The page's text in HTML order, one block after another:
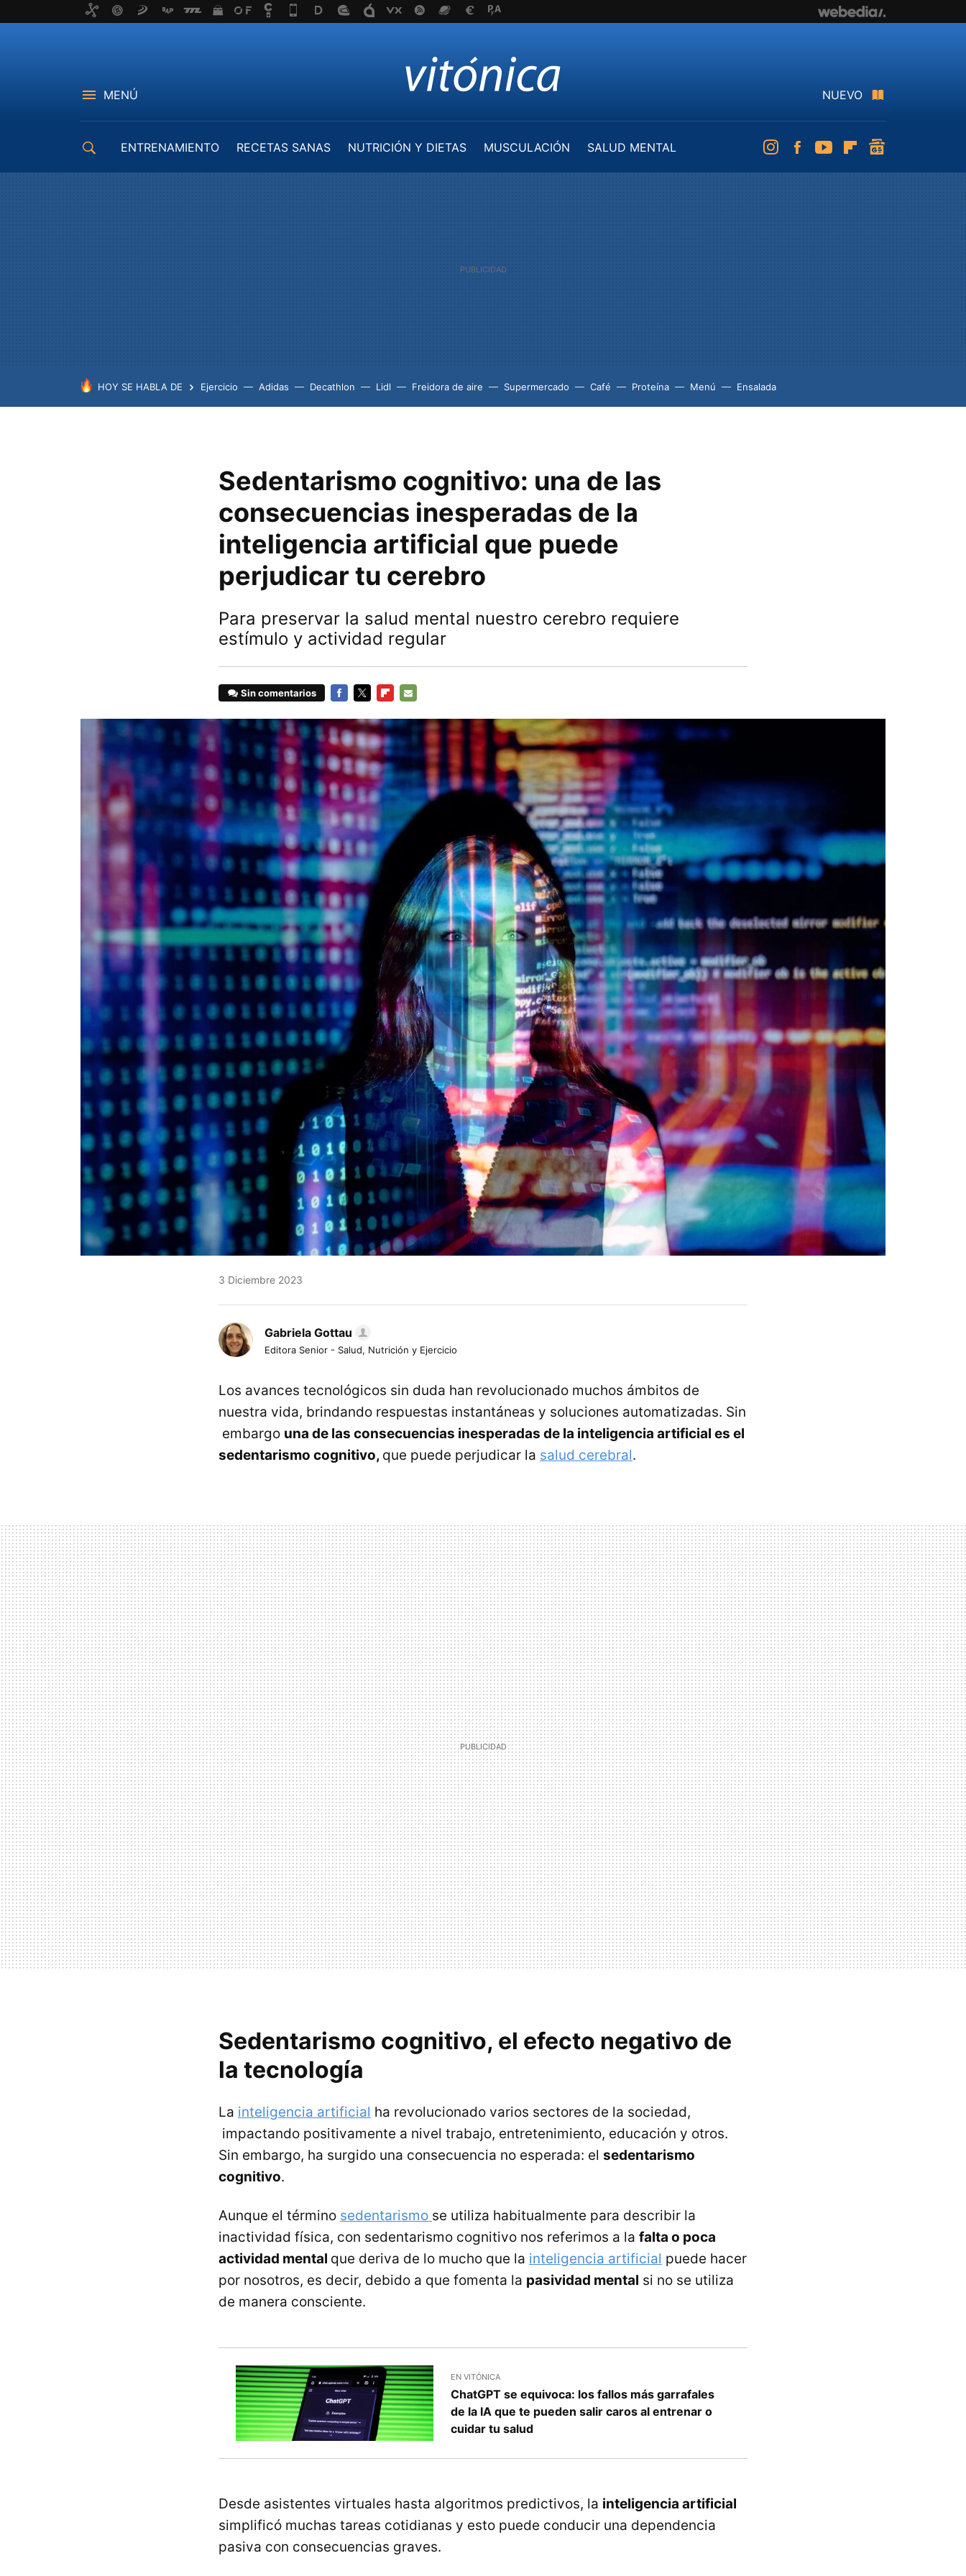
MENÚ NUEVO
ENTRENAMIENTO RECETAS SANAS NUTRICIÓN Y DIETAS MUSCULACIÓN
SALUD MENTAL
InstagramFacebookYoutubeFlipboard
HOY SE HABLA DE Ejercicio Adidas Decathlon Lidl Freidora de aire Supermercado Café Proteína Menú Ensalada
Sedentarismo cognitivo: una de las
consecuencias inesperadas de la
inteligencia artificial que puede
perjudicar tu cerebro
Para preservar la salud mental nuestro cerebro requiere
estímulo y actividad regular
Sin comentarios
MAIL
3 Diciembre 2023
Gabriela Gottau
Editora Senior - Salud, Nutrición y Ejercicio
Los avances tecnológicos sin duda han revolucionado muchos ámbitos de
nuestra vida, brindando respuestas instantáneas y soluciones automatizadas. Sin
embargo una de las consecuencias inesperadas de la inteligencia artificial es el
sedentarismo cognitivo, que puede perjudicar la salud cerebral.
Sedentarismo cognitivo, el efecto negativo de
la tecnología
La inteligencia artificial ha revolucionado varios sectores de la sociedad,
impactando positivamente a nivel trabajo, entretenimiento, educación y otros.
Sin embargo, ha surgido una consecuencia no esperada: el sedentarismo
cognitivo.
Aunque el término sedentarismo se utiliza habitualmente para describir la
inactividad física, con sedentarismo cognitivo nos referimos a la falta o poca
actividad mental que deriva de lo mucho que la inteligencia artificial puede hacer
por nosotros, es decir, debido a que fomenta la pasividad mental si no se utiliza
de manera consciente.
EN VITÓNICA
ChatGPT se equivoca: los fallos más garrafales
de la IA que te pueden salir caros al entrenar o
cuidar tu salud
Desde asistentes virtuales hasta algoritmos predictivos, la inteligencia artificial
simplificó muchas tareas cotidianas y esto puede conducir una dependencia
pasiva con consecuencias graves.